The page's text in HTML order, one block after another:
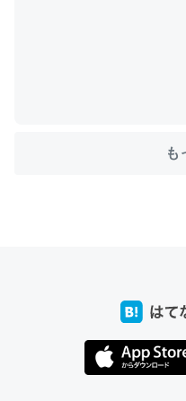
ちょうど同じ理由で
とかSpotifyを支払う孝行
それを実質100倍以上に
たいなのでネット環境作
回線代ほとんどかからな
https://
も